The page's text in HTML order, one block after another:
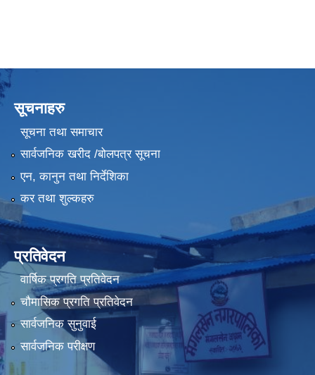
सूचनाहरु
सूचना तथा समाचार
सार्वजनिक खरीद /बोलपत्र सूचना
एन, कानुन तथा निर्देशिका
कर तथा शुल्कहरु
प्रतिवेदन
वार्षिक प्रगति प्रतिवेदन
चौमासिक प्रगति प्रतिवेदन
सार्वजनिक सुनुवाई
सार्वजनिक परीक्षण